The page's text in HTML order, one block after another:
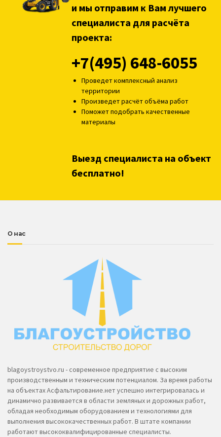
и мы отправим к Вам лучшего
специалиста для расчёта
проекта:
+7(495) 648-6055
Проведет комплексный анализ
территории
Произведет расчёт объёма работ
Поможет подобрать качественные
материалы
Выезд специалиста на объект
бесплатно!
О нас
blagoystroystvo.ru - современное предприятие с высоким
производственным и техническим потенциалом. За время работы
на объектах Асфальтирование.нет успешно интегрировалась и
динамично развивается в области земляных и дорожных работ,
обладая необходимым оборудованием и технологиями для
выполнения высококачественных работ. В штате компании
работают высококвалифицированные специалисты.